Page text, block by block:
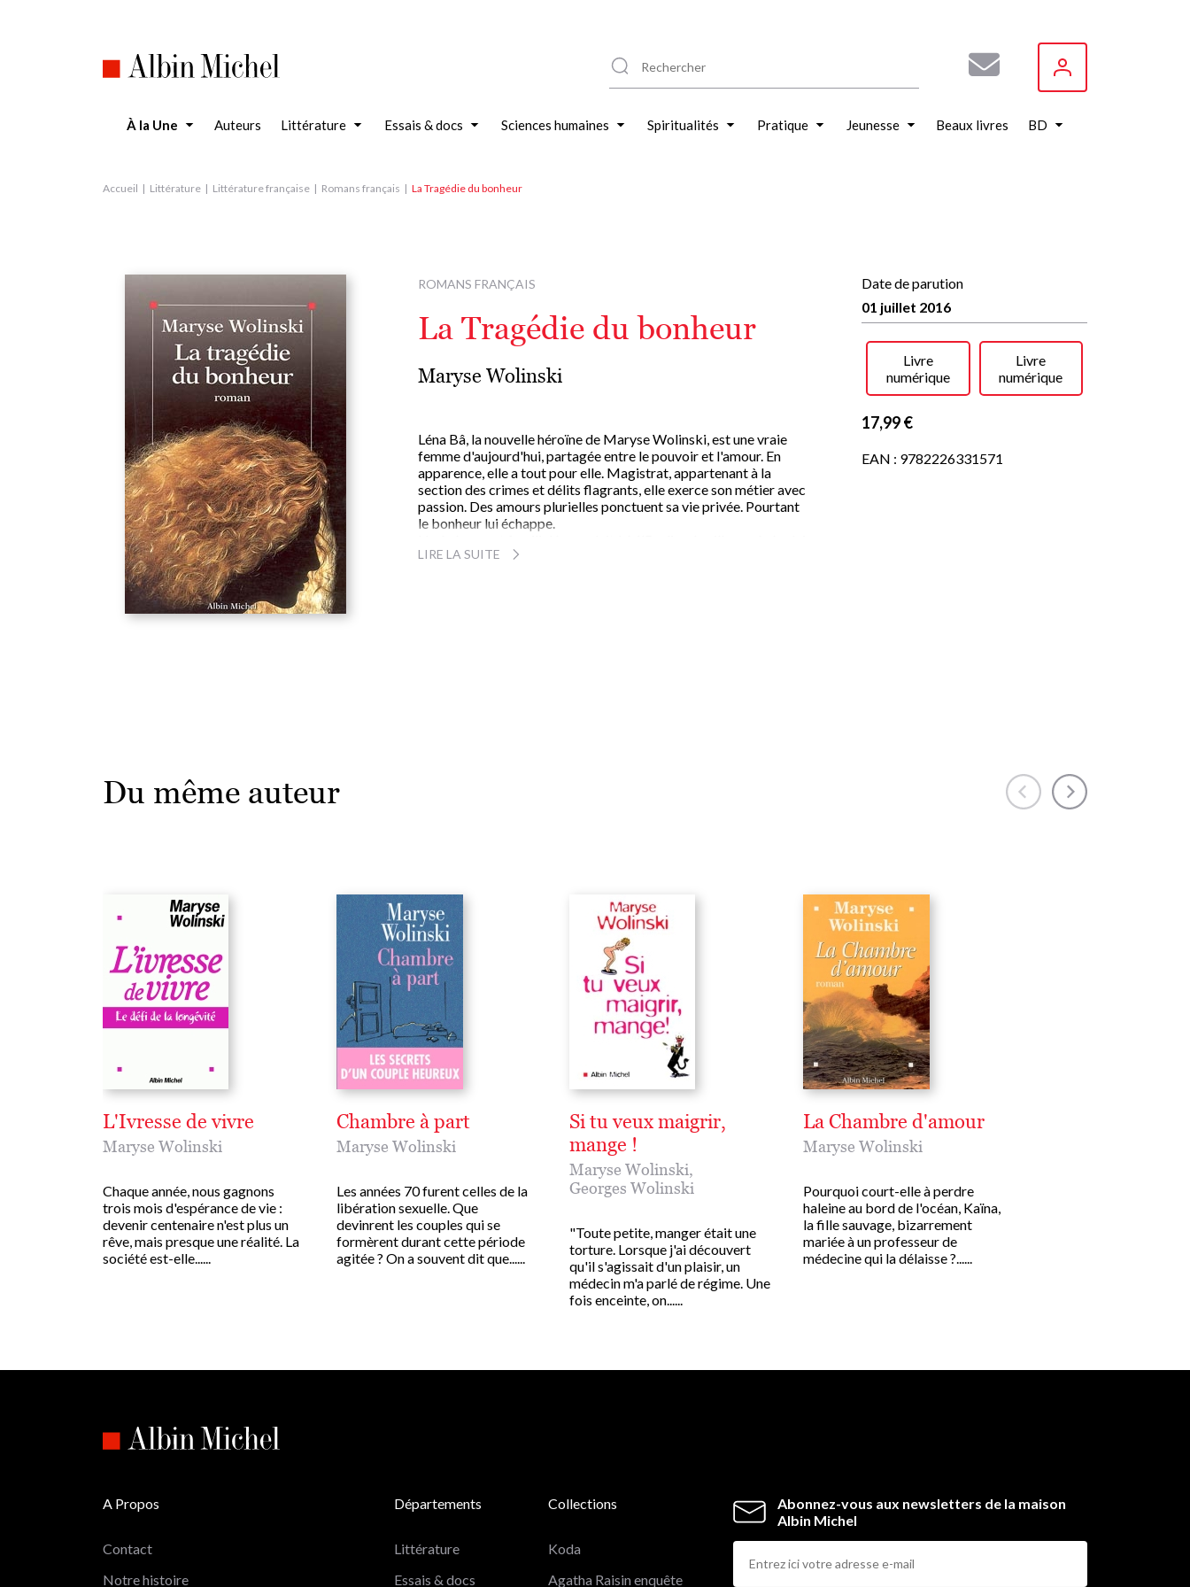
À la Une Auteurs Littérature Essais & docs Sciences humaines Spiritualités Pratique Jeunesse Beaux livres BD
Accueil Littérature Littérature française Romans français La Tragédie du bonheur
ROMANS FRANÇAIS
La Tragédie du bonheur
Maryse Wolinski
Léna Bâ, la nouvelle héroïne de Maryse Wolinski, est une vraie
femme d'aujourd'hui, partagée entre le pouvoir et l'amour. En
apparence, elle a tout pour elle. Magistrat, appartenant à la
section des crimes et délits flagrants, elle exerce son métier avec
passion. Des amours plurielles ponctuent sa vie privée. Pourtant
le bonheur lui échappe.
de son enfance, où elle est assaillie par les souvenirs et découvre
LIRE LA SUITE
Date de parution
01 juillet 2016
Livre
numérique
Livre
numérique
17,99 €
EAN : 9782226331571
Du même auteur
L'Ivresse de vivre
Maryse Wolinski
Chaque année, nous gagnons
trois mois d'espérance de vie :
devenir centenaire n'est plus un
rêve, mais presque une réalité. La
société est-elle......
Chambre à part
Maryse Wolinski
Les années 70 furent celles de la
libération sexuelle. Que
devinrent les couples qui se
formèrent durant cette période
agitée ? On a souvent dit que......
Si tu veux maigrir,
mange !
Maryse Wolinski,
Georges Wolinski
"Toute petite, manger était une
torture. Lorsque j'ai découvert
qu'il s'agissait d'un plaisir, un
médecin m'a parlé de régime. Une
fois enceinte, on......
La Chambre d'amour
Maryse Wolinski
Pourquoi court-elle à perdre
haleine au bord de l'océan, Kaïna,
la fille sauvage, bizarrement
mariée à un professeur de
médecine qui la délaisse ?......
Abonnez-vous aux newsletters de la maison
Albin Michel
A Propos
Contact
Notre histoire
Départements
Littérature
Essais & docs
Collections
Koda
Agatha Raisin enquête